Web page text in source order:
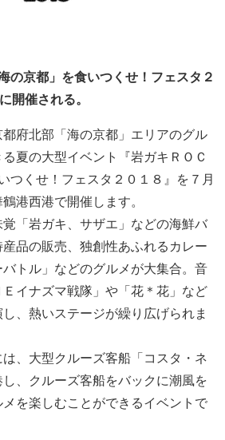
の京都」を食いつくせ！フェスタ２
開催される。
府北部「海の京都」エリアのグル
夏の大型イベント『岩ガキＲＯＣ
つくせ！フェスタ２０１８』を７月
港西港で開催します。
覚「岩ガキ、サザエ」などの海鮮バ
品の販売、独創性あふれるカレー
トル」などのグルメが大集合。音
イナズマ戦隊」や「花＊花」など
、熱いステージが繰り広げられま
、大型クルーズ客船「コスタ・ネ
、クルーズ客船をバックに潮風を
を楽しむことができるイベントで